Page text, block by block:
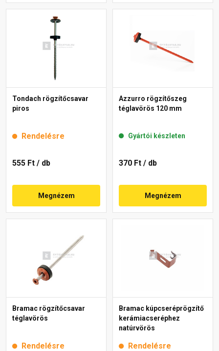
Tondach rögzítőcsavar
piros
Rendelésre
555 Ft / db
Megnézem
Azzurro rögzítőszeg
téglavörös 120 mm
Gyártói készleten
370 Ft / db
Megnézem
Bramac rögzítőcsavar
téglavörös
Rendelésre
Bramac kúpcseréprögzítő
kerámiacseréphez
natúrvörös
Rendelésre